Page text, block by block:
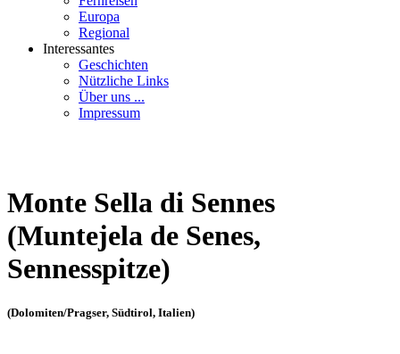
Europa
Regional
Interessantes
Geschichten
Nützliche Links
Über uns ...
Impressum
Monte Sella di Sennes
(Muntejela de Senes,
Sennesspitze)
(Dolomiten/Pragser, Südtirol, Italien)